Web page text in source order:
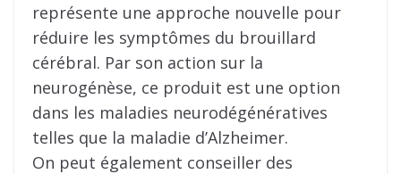
représente une approche nouvelle pour
réduire les symptômes du brouillard
cérébral. Par son action sur la
neurogénèse, ce produit est une option
dans les maladies neurodégénératives
telles que la maladie d’Alzheimer.
On peut également conseiller des